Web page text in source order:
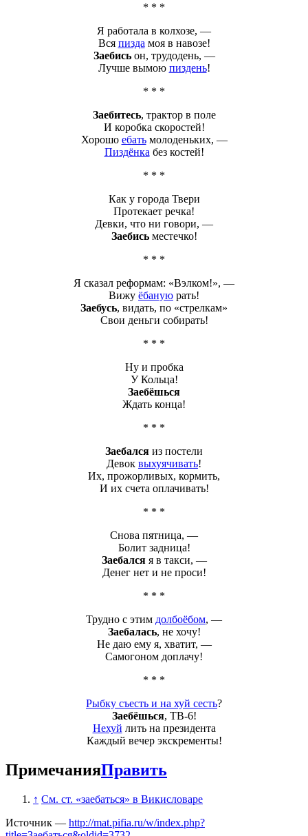
* * *
Я работала в колхозе, —
Вся пизда моя в навозе!
Заебисьон, трудодень, —
Лучше вымою пиздень!
* * *
Заебитесь, трактор в поле
И коробка скоростей!
Хорошо ебатьмолоденьких, —
Пиздёнка без костей!
* * *
Как у города Твери
Протекает речка!
Девки, что ни говори, —
Заебисьместечко!
* * *
Я сказал реформам: «Вэлком!», —
Вижу ёбаную рать!
Заебусь, видать, по «стрелкам»
Свои деньги собирать!
* * *
Ну и пробка
У Кольца!
Заебёшься
Ждать конца!
* * *
Заебался из постели
Девок выхуячивать!
Их, прожорливых, кормить,
И их счета оплачивать!
* * *
Снова пятница, —
Болит задница!
Заебалсяя в такси, —
Денег нет и не проси!
* * *
Трудно с этим долбоёбом, —
Заебалась, не хочу!
Не даю ему я, хватит, —
Самогоном доплачу!
* * *
Рыбку съесть и на хуй сесть?
Заебёшься, ТВ-6!
Нехуй лить на президента
Каждый вечер экскременты!
ПримечанияПравить
↑ См. ст. «заебаться» в Викисловаре
Источник — http://mat.pifia.ru/w/index.php?